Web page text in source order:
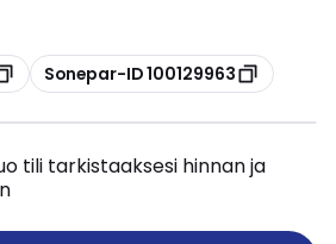
Kopioi
Sonepar-ID 100129963
tili tarkistaaksesi hinnan ja